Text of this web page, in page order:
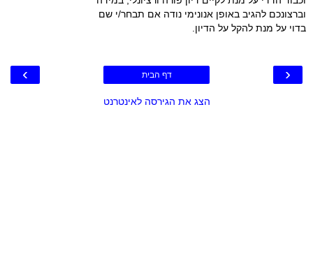
וברצונכם להגיב באופן אנונימי נודה אם תבחר/י שם
בדוי על מנת להקל על הדיון.
‹
› דף הבית
הצג את הגירסה לאינטרנט